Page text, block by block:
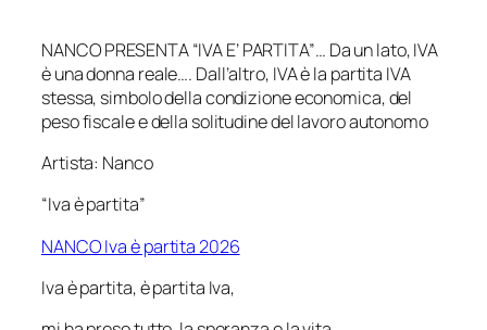
NANCO PRESENTA “IVA E’ PARTITA”… Da un lato, IVA
è una donna reale…. Dall’altro, IVA è la partita IVA
stessa, simbolo della condizione economica, del
peso fiscale e della solitudine del lavoro autonomo
Artista: Nanco
“Iva è partita”
NANCO Iva è partita 2026
Iva è partita, è partita Iva,